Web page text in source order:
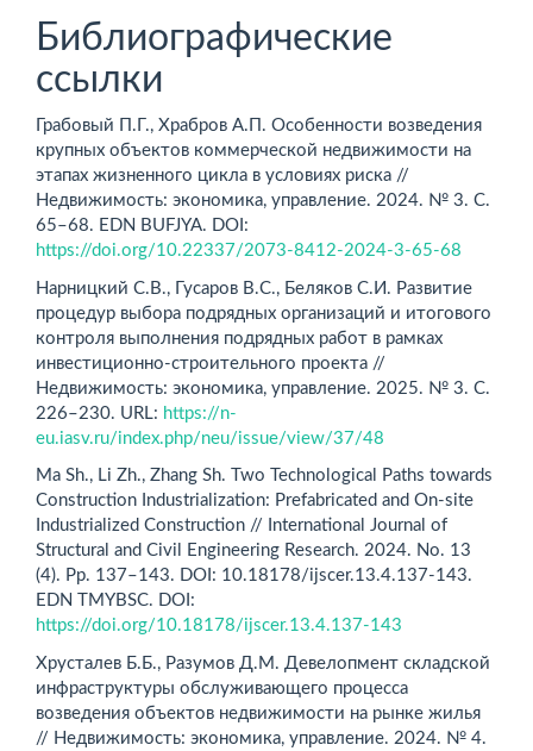
Библиографические
ссылки
Грабовый П.Г., Храбров А.П. Особенности возведения
крупных объектов коммерческой недвижимости на
этапах жизненного цикла в условиях риска //
Недвижимость: экономика, управление. 2024. № 3. С.
65–68. EDN BUFJYA. DOI:
https://doi.org/10.22337/2073-8412-2024-3-65-68
Нарницкий С.В., Гусаров В.С., Беляков С.И. Развитие
процедур выбора подрядных организаций и итогового
контроля выполнения подрядных работ в рамках
инвестиционно-строительного проекта //
Недвижимость: экономика, управление. 2025. № 3. С.
226–230. URL: https://n-
eu.iasv.ru/index.php/neu/issue/view/37/48
Ma Sh., Li Zh., Zhang Sh. Two Technological Paths towards
Construction Industrialization: Prefabricated and On-site
Industrialized Construction // International Journal of
Structural and Civil Engineering Research. 2024. No. 13
(4). Pp. 137–143. DOI: 10.18178/ijscer.13.4.137-143.
EDN TMYBSC. DOI:
https://doi.org/10.18178/ijscer.13.4.137-143
Хрусталев Б.Б., Разумов Д.М. Девелопмент складской
инфраструктуры обслуживающего процесса
возведения объектов недвижимости на рынке жилья
// Недвижимость: экономика, управление. 2024. № 4.